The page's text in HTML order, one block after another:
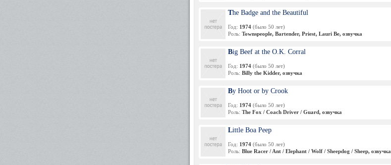
The Badge and the Beautiful
Год: 1974 (было 50 лет)
Роль: Townspeople, Bartender, Priest, Lauri Be, озвучка
Big Beef at the O.K. Corral
Год: 1974 (было 50 лет)
Роль: Billy the Kidder, озвучка
By Hoot or by Crook
Год: 1974 (было 50 лет)
Роль: The Fox / Coach Driver / Guard, озвучка
Little Boa Peep
Год: 1974 (было 50 лет)
Роль: Blue Racer / Ant / Elephant / Wolf / Sheepdog / Sheep, озвучка